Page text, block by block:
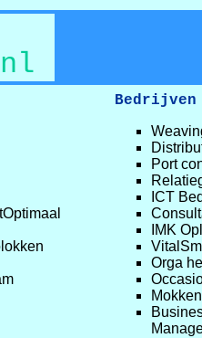
Bedrijven
Port
ICT
IMK
Orga